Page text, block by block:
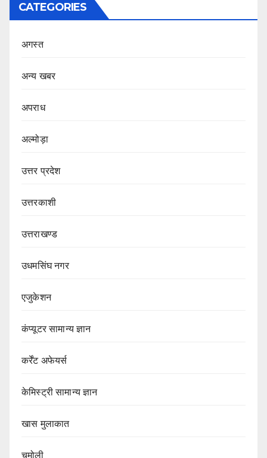
CATEGORIES
अगस्त
अन्य खबर
अपराध
अल्मोड़ा
उत्तर प्रदेश
उत्तरकाशी
उत्तराखण्ड
उधमसिंघ नगर
एजुकेशन
कंप्यूटर सामान्य ज्ञान
कर्रेंट अफेयर्स
केमिस्ट्री सामान्य ज्ञान
खास मुलाकात
चमोली